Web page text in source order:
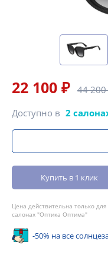
22 100 ₽ 44
Доступно в 2
Купить в 1 клик
Цена действительна только
салонах "Оптика Оптима"
-50% на все